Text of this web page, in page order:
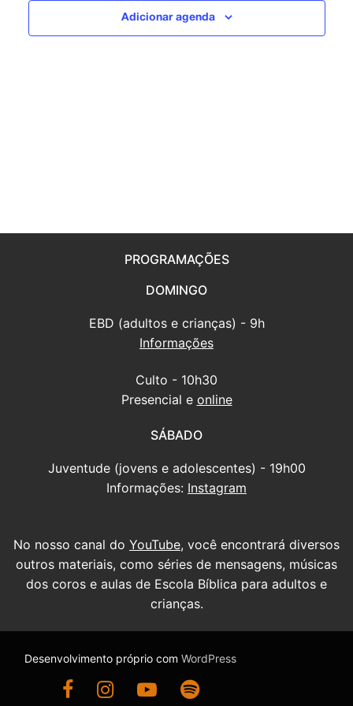
de
Adicionar agenda
PROGRAMAÇÕES
DOMINGO
EBD (adultos e crianças) - 9h
Informações
Culto - 10h30
Presencial e online
SÁBADO
Juventude (jovens e adolescentes) - 19h00
Informações: Instagram
No nosso canal do YouTube, você encontrará diversos
outros materiais, como séries de mensagens, músicas
dos coros e aulas de Escola Bíblica para adultos e
crianças.
Desenvolvimento próprio com WordPress